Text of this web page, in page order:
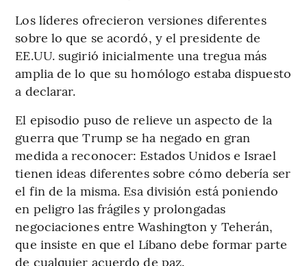
Los líderes ofrecieron versiones diferentes
sobre lo que se acordó, y el presidente de
EE.UU. sugirió inicialmente una tregua más
amplia de lo que su homólogo estaba dispuesto
a declarar.
El episodio puso de relieve un aspecto de la
guerra que Trump se ha negado en gran
medida a reconocer: Estados Unidos e Israel
tienen ideas diferentes sobre cómo debería ser
el fin de la misma. Esa división está poniendo
en peligro las frágiles y prolongadas
negociaciones entre Washington y Teherán,
que insiste en que el Líbano debe formar parte
de cualquier acuerdo de paz.